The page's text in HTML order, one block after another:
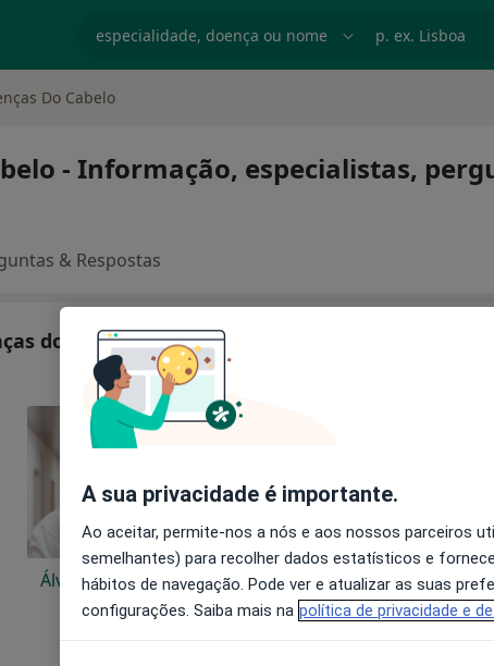
Do Cabelo
- Informação, especialistas,
& Respostas
do cabelo
Álvaro Machado Joana Alves Barbosa
A sua privacidade é importante.
Ao aceitar, permite-nos a nós e aos nossos parceiros
semelhantes) para recolher dados estatísticos e
hábitos de navegação. Pode ver e atualizar as suas
configurações. Saiba mais na política de privacidade e